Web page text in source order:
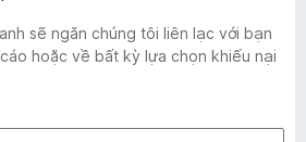
sẽ ngăn chúng tôi liên lạc với bạn
hoặc về bất kỳ lựa chọn khiếu nại